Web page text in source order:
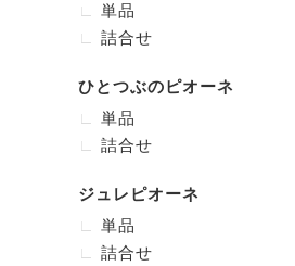
単品
詰合せ
ひとつぶのピオーネ
単品
詰合せ
ジュレピオーネ
単品
詰合せ